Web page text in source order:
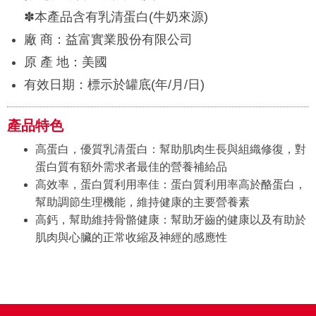
✽本產品含有乳清蛋白(牛奶來源)
廠 商：益富實業股份有限公司
原 產 地：美國
有效日期：標示於罐底(年/月/日)
產品特色
高蛋白，優質乳清蛋白：幫助肌肉生長與組織修復，對
蛋白質有額外需求者最佳的營養補給品
高效率，蛋白質利用率佳：蛋白質利用率高於酪蛋白，
幫助調節生理機能，維持健康的主要營養素
高鈣，幫助維持骨骼健康：幫助牙齒的健康以及有助於
肌肉與心臟的正常收縮及神經的感應性